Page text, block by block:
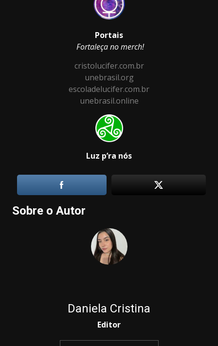
Portais
Fortaleça no merch!
cristolucifer.com.br
unebrasil.org
escoladelucifer.com.br
unebrasil.online
Luz p’ra nós
Sobre o Autor
Daniela Cristina
Editor